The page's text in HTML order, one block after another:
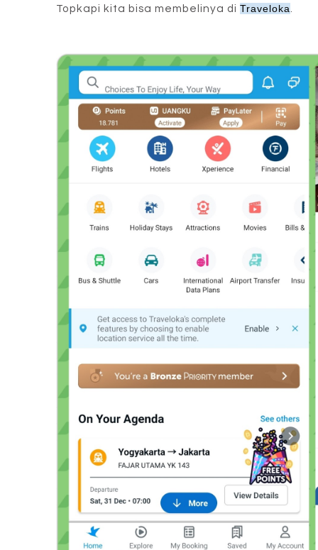
Topkapi kita bisa membelinya di Traveloka.